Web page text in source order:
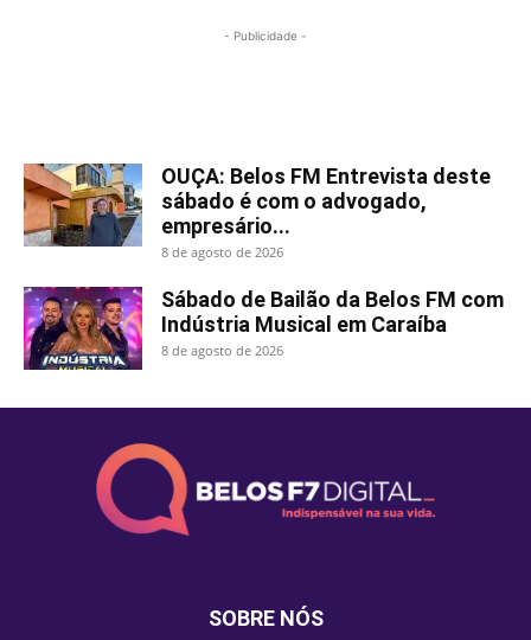
- Publicidade -
OUÇA: Belos FM Entrevista deste
sábado é com o advogado,
empresário...
8 de agosto de 2026
Sábado de Bailão da Belos FM com
Indústria Musical em Caraíba
8 de agosto de 2026
SOBRE NÓS